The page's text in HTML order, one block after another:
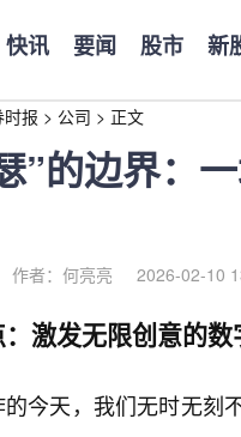
快讯 要闻 股市 新
报 > 公司 > 正文
”的边界：
作者：何亮亮 2026-02-10
激发无限创意的
今天，我们无时无刻